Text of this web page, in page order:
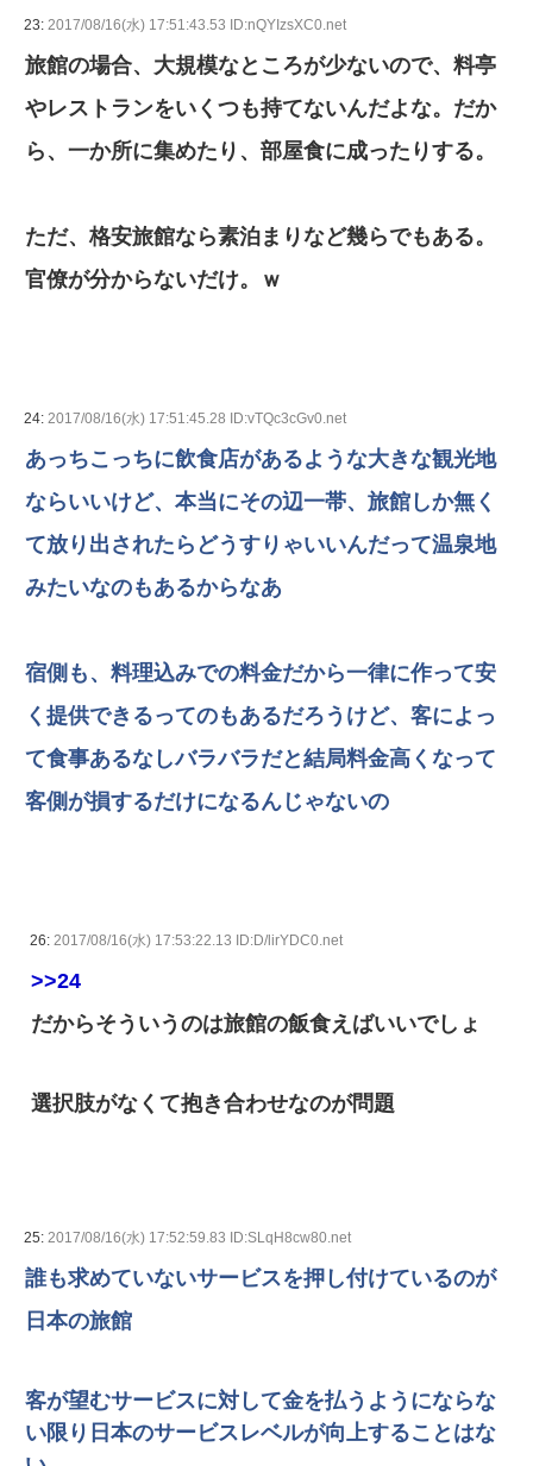
23: 2017/08/16(水) 17:51:43.53 ID:nQYIzsXC0.net
旅館の場合、大規模なところが少ないので、料亭
やレストランをいくつも持てないんだよな。だか
ら、一か所に集めたり、部屋食に成ったりする。
ただ、格安旅館なら素泊まりなど幾らでもある。
官僚が分からないだけ。ｗ
24: 2017/08/16(水) 17:51:45.28 ID:vTQc3cGv0.net
あっちこっちに飲食店があるような大きな観光地
ならいいけど、本当にその辺一帯、旅館しか無く
て放り出されたらどうすりゃいいんだって温泉地
みたいなのもあるからなあ
宿側も、料理込みでの料金だから一律に作って安
く提供できるってのもあるだろうけど、客によっ
て食事あるなしバラバラだと結局料金高くなって
客側が損するだけになるんじゃないの
26: 2017/08/16(水) 17:53:22.13 ID:D/lirYDC0.net
>>24
だからそういうのは旅館の飯食えばいいでしょ
選択肢がなくて抱き合わせなのが問題
25: 2017/08/16(水) 17:52:59.83 ID:SLqH8cw80.net
誰も求めていないサービスを押し付けているのが
日本の旅館
客が望むサービスに対して金を払うようにならな
い限り日本のサービスレベルが向上することはな